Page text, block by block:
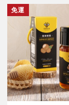
免運